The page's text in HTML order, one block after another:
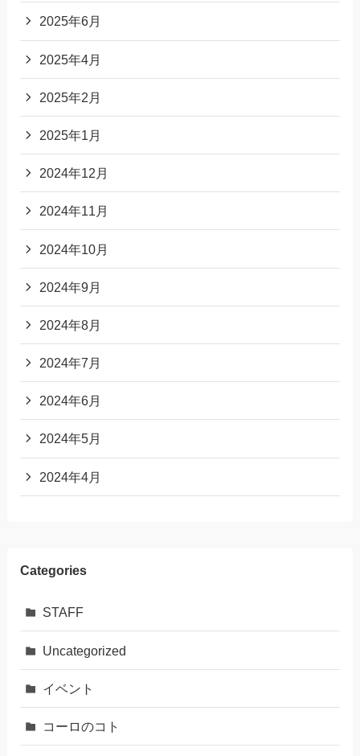
2025年6月
2025年4月
2025年2月
2025年1月
2024年12月
2024年11月
2024年10月
2024年9月
2024年8月
2024年7月
2024年6月
2024年5月
2024年4月
Categories
STAFF
Uncategorized
イベント
コーロのコト